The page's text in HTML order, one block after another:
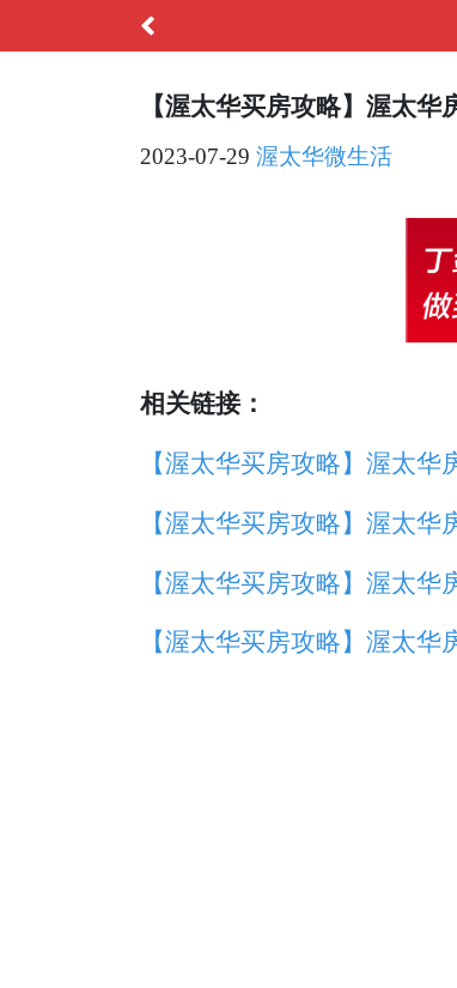
【渥太华买房攻略】渥太
2023-07-29 渥太华微生活
相关链接：
【渥太华买房攻略】渥太
【渥太华买房攻略】渥太华
【渥太华买房攻略】渥太
【渥太华买房攻略】渥太华